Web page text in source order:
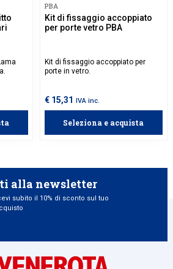
PBA
Kit di fissaggio accoppiato
per porte vetro PBA
Kit di fissaggio accoppiato per
porte in vetro.
€ 15,31 IVA inc.
Seleziona e acquista
alla newsletter
subito il 10% di sconto sul tuo